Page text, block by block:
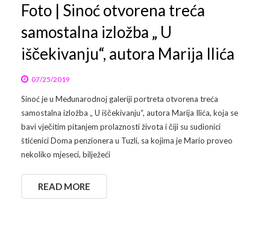
Foto | Sinoć otvorena treća
samostalna izložba „ U
iščekivanju“, autora Marija Ilića
07/25/2019
Sinoć je u Međunarodnoj galeriji portreta otvorena treća
samostalna izložba „ U iščekivanju“, autora Marija Ilića, koja se
bavi vječitim pitanjem prolaznosti života i čiji su sudionici
štićenici Doma penzionera u Tuzli, sa kojima je Mario proveo
nekoliko mjeseci, bilježeći
READ MORE